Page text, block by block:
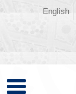
English